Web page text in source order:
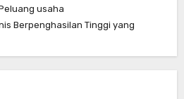
usaha
Berpenghasilan Tinggi yang